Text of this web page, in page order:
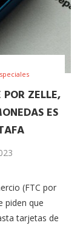
ZELLE,
ES
(FTC​ por
piden que
tarjetas de